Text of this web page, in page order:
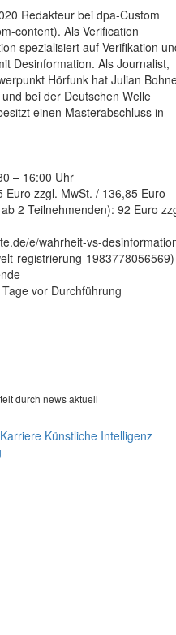
Redakteur bei dpa-Custom
content). Als Verification
spezialisiert auf Verifikation
Desinformation. Als Journalist,
Hörfunk hat Julian
bei der Deutschen Welle
einen Masterabschluss in
– 16:00 Uhr
zzgl. MwSt. / 136,85 Euro
2 Teilnehmenden): 92 Euro
e/wahrheit-vs-
registrierung-1983778056569)
vor Durchführung
durch news aktuell
Karriere Künstliche Intelligenz